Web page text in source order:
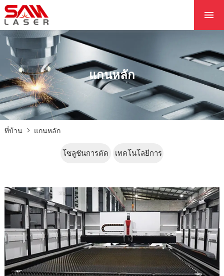
ผลิตภัณฑ์
โครงการ
ข่าว
ติดต่อเรา
แกนหลัก
ที่บ้าน แกนหลัก
โซลูชันการตัด เทคโนโลยีการ